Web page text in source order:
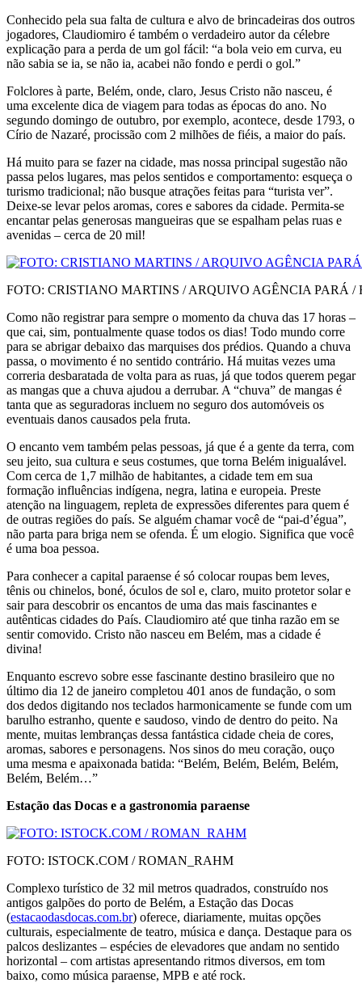
Conhecido pela sua falta de cultura e alvo de brinca­deiras dos outros
jogadores, Claudiomiro é também o verdadeiro autor da célebre
explicação para a perda de um gol fácil: “a bola veio em curva, eu
não sabia se ia, se não ia, acabei não fondo e perdi o gol.”
Folclores à parte, Belém, onde, claro, Jesus Cristo não nasceu, é
uma excelente dica de viagem para todas as épocas do ano. No
segundo domingo de outubro, por exemplo, acontece, desde 1793, o
Círio de Nazaré, procissão com 2 milhões de fiéis, a maior do país.
Há muito para se fazer na cidade, mas nossa principal sugestão não
passa pelos lugares, mas pelos sentidos e comportamento: esqueça o
turismo tradicional; não busque atrações feitas para “turista ver”.
Deixe-se levar pelos aromas, cores e sabores da cidade. Permita-se
encantar pelas generosas mangueiras que se espalham pelas ruas e
avenidas – cerca de 20 mil!
FOTO: CRISTIANO MARTINS / ARQUIVO AGÊNCIA PARÁ /
Como não registrar para sempre o momento da chu­va das 17 horas –
que cai, sim, pontualmente qua­se todos os dias! Todo mundo corre
para se abrigar debaixo das marquises dos prédios. Quando a chuva
passa, o movimento é no sentido contrário. Há muitas vezes uma
correria desbaratada de volta para as ruas, já que todos querem pegar
as mangas que a chuva ajudou a derrubar. A “chuva” de mangas é
tanta que as seguradoras incluem no seguro dos automóveis os
eventuais danos causados pela fruta.
O encanto vem também pelas pessoas, já que é a gen­te da terra, com
seu jeito, sua cultura e seus costumes, que torna Belém inigualável.
Com cerca de 1,7 milhão de habitantes, a cidade tem em sua
formação influên­cias indígena, negra, latina e europeia. Preste
atenção na linguagem, repleta de expressões diferentes para quem é
de outras regiões do país. Se alguém chamar você de “pai-d’égua”,
não parta para briga nem se ofenda. É um elogio. Significa que você
é uma boa pessoa.
Para conhecer a capital paraense é só colocar roupas bem leves,
tênis ou chinelos, boné, óculos de sol e, claro, muito protetor solar e
sair para descobrir os encantos de uma das mais fascinantes e
autênticas cidades do País. Claudiomiro até que tinha razão em se
sentir comovido. Cristo não nasceu em Belém, mas a cidade é
divina!
Enquanto escrevo sobre esse fascinante destino bra­sileiro que no
último dia 12 de janeiro completou 401 anos de fundação, o som
dos dedos digitando nos teclados harmonicamente se funde com um
barulho estranho, quente e saudoso, vindo de dentro do peito. Na
mente, muitas lembranças dessa fantástica cidade cheia de cores,
aromas, sabores e personagens. Nos sinos do meu coração, ouço
uma mesma e apaixonada batida: “Belém, Belém, Belém, Belém,
Belém, Belém…”
Estação das Docas e a gastronomia paraense
FOTO: ISTOCK.COM / ROMAN_RAHM
Complexo turístico de 32 mil metros quadrados, construído nos
antigos galpões do porto de Belém, a Estação das Docas
(estacaodasdocas.com.br) oferece, diariamente, muitas opções
culturais, especialmente de teatro, música e dança. Destaque para os
palcos desli­zantes – espécies de elevadores que andam no sentido
horizontal – com artistas apresentando ritmos diversos, em tom
baixo, como música paraense, MPB e até rock.